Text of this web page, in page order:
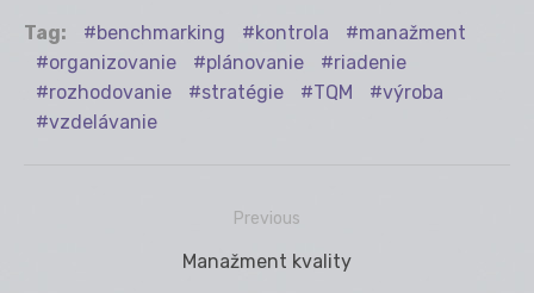
Tag: benchmarking kontrola
manažment
organizovanie
plánovanie
riadenie
rozhodovanie
stratégie TQM
výroba
vzdelávanie
Previous
Previous
Manažment kvality